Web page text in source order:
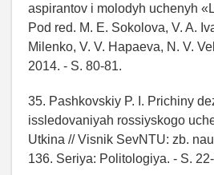
aspirantov i molodyh uchenyh
Pod red. M. E. Sokolova, V. A.
Milenko, V. V. Hapaeva, N. V.
2014. - S. 80-81.
35. Pashkovskiy P. I. Prichiny
issledovaniyah rossiyskogo
Utkina // Vіsnik SevNTU: zb.
136. Serіya: Polіtologіya. - S.